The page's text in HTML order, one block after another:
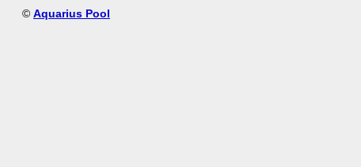
© Aquarius Pool